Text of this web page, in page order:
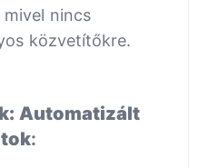
nincs
közvetítőkre.
Automatizált
: